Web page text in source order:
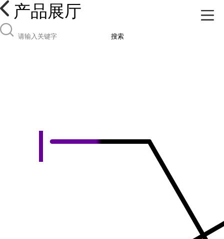
产品展厅
搜索